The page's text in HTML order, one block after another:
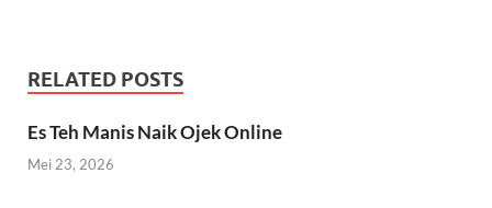
RELATED POSTS
Es Teh Manis Naik Ojek Online
Mei 23, 2026